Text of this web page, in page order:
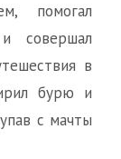
помогал
совершал
в
бурю и
с мачты